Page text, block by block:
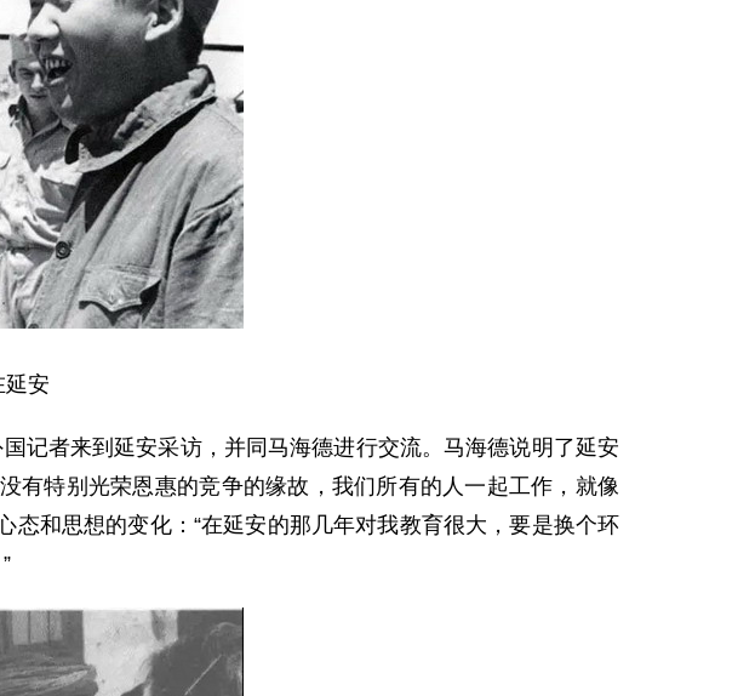
延安
者来到延安采访，并同马海德进行交流。马海德说明了延安
有特别光荣恩惠的竞争的缘故，我们所有的人一起工作，就像
和思想的变化：“在延安的那几年对我教育很大，要是换个环